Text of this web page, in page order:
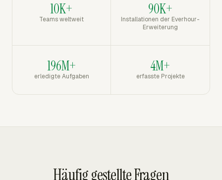
10K+
Teams weltweit
90K+
Installationen der Everhour-
Erweiterung
196M+
erledigte Aufgaben
4M+
erfasste Projekte
Häufig gestellte Fragen